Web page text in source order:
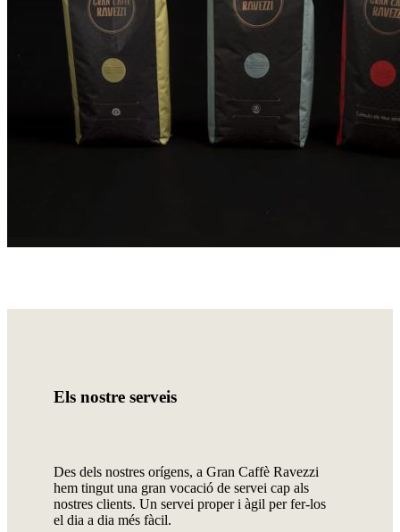
Els nostre serveis
Des dels nostres orígens, a Gran Caffè Ravezzi
hem tingut una gran vocació de servei cap als
nostres clients. Un servei proper i àgil per fer-los
el dia a dia més fàcil.